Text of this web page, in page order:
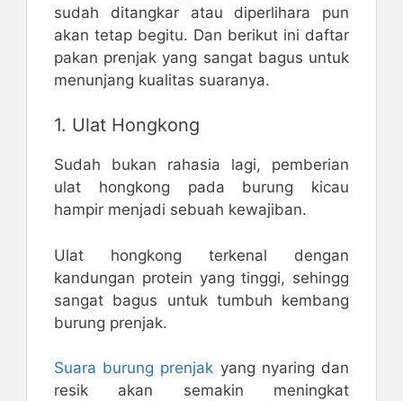
sudah ditangkar atau diperlihara pun
akan tetap begitu. Dan berikut ini daftar
pakan prenjak yang sangat bagus untuk
menunjang kualitas suaranya.
1. Ulat Hongkong
Sudah bukan rahasia lagi, pemberian
ulat hongkong pada burung kicau
hampir menjadi sebuah kewajiban.
Ulat hongkong terkenal dengan
kandungan protein yang tinggi, sehingg
sangat bagus untuk tumbuh kembang
burung prenjak.
Suara burung prenjak yang nyaring dan
resik akan semakin meningkat